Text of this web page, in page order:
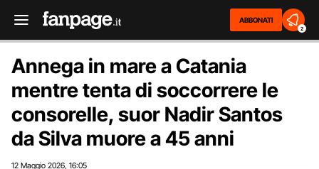
ABBONATI
2
Annega in mare a Catania
mentre tenta di soccorrere le
consorelle, suor Nadir Santos
da Silva muore a 45 anni
12 Maggio 2026 16:05